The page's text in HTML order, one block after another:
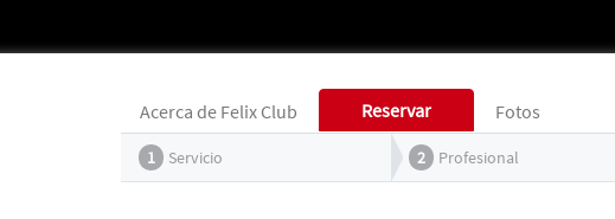
Acerca de Felix Club Reservar Fotos
1 Servicio 2 Profesional